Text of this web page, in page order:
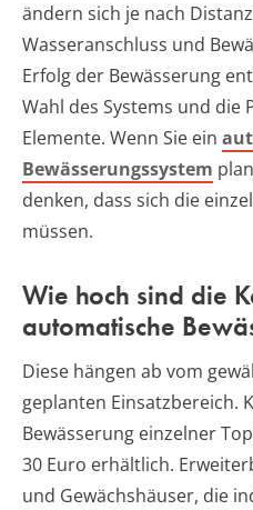
ändern sich je nach
Wasseranschluss und
Erfolg der Bewässerung
Wahl des Systems und die
Elemente. Wenn Sie ein
Bewässerungssystem
denken, dass sich die
müssen.
Wie hoch sind die
automatische
Diese hängen ab vom
geplanten Einsatzbereich.
Bewässerung einzelner
30 Euro erhältlich.
und Gewächshäuser, die